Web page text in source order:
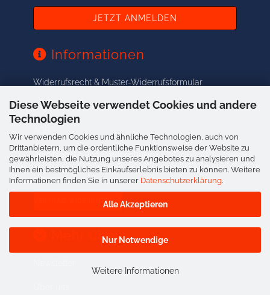
Diese Webseite verwendet Cookies und andere
Technologien
Wir verwenden Cookies und ähnliche Technologien, auch von
Drittanbietern, um die ordentliche Funktionsweise der Website zu
gewährleisten, die Nutzung unseres Angebotes zu analysieren und
Ihnen ein bestmögliches Einkaufserlebnis bieten zu können. Weitere
Informationen finden Sie in unserer Datenschutzerklärung.
Alle Akzeptieren
Nur Notwendige
Weitere Informationen
Informationen
Widerrufsrecht & Muster-Widerrufsformular
Liefer- und Versandkosten
Privatsphäre und Datenschutz
Impressum
VERTRAG WIDERRUFEN
Mehr über